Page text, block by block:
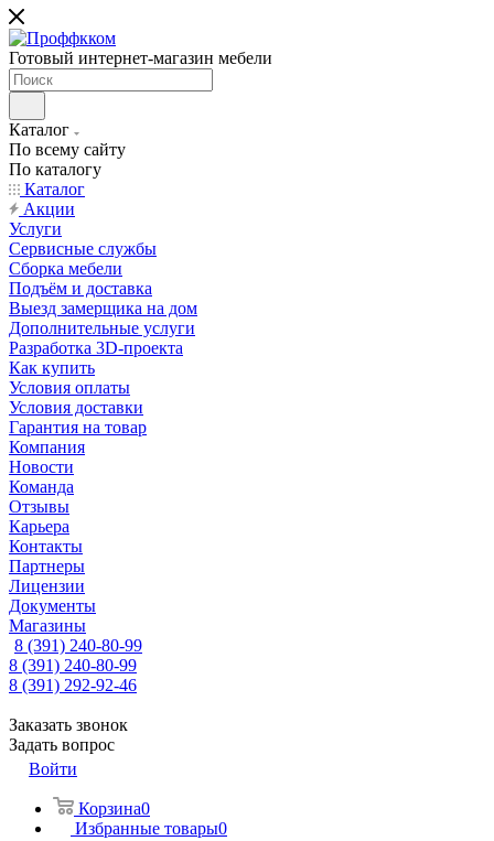
Готовый интернет-магазин мебели
Каталог
По всему сайту
По каталогу
Каталог
Акции
Услуги
Сервисные службы
Сборка мебели
Подъём и доставка
Выезд замерщика на дом
Дополнительные услуги
Разработка 3D-проекта
Как купить
Условия оплаты
Условия доставки
Гарантия на товар
Компания
Новости
Команда
Отзывы
Карьера
Контакты
Партнеры
Лицензии
Документы
Магазины
8 (391) 240-80-99
8 (391) 240-80-99
8 (391) 292-92-46
Заказать звонок
Задать вопрос
Войти
Корзина0
Избранные товары0